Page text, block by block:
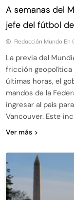
A semanas del
jefe del fútbol
Redacción Mundo En
La previa del
fricción geopolítica
últimas horas, el
mandos de la
ingresar al país
Vancouver. Este
Ver más